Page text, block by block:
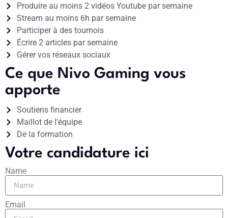
Produire au moins 2 vidéos Youtube par semaine
Stream au moins 6h par semaine
Participer à des tournois
Écrire 2 articles par semaine
Gérer vos réseaux sociaux
Ce que Nivo Gaming vous
apporte
Soutiens financier
Maillot de l'équipe
De la formation
Votre candidature ici
Name
Email